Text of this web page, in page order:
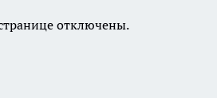
отключены.